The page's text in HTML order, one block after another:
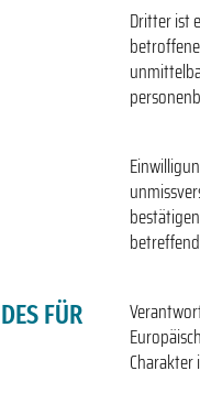
Dritter ist
FÜR
Charakter